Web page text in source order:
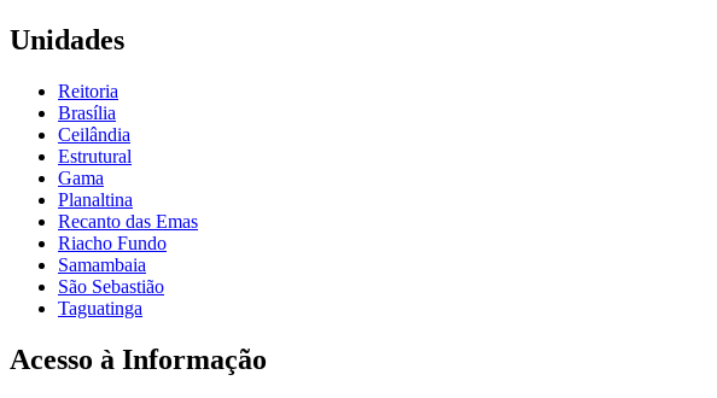
Unidades
Reitoria
Brasília
Ceilândia
Estrutural
Gama
Planaltina
Recanto das Emas
Riacho Fundo
Samambaia
São Sebastião
Taguatinga
Acesso à Informação